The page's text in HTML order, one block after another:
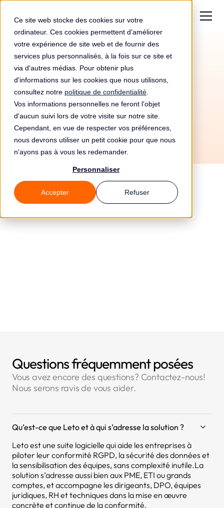
Ce site web stocke des cookies sur votre
ordinateur. Ces cookies permettent d'améliorer
votre expérience de site web et de fournir des
services plus personnalisés, à la fois sur ce site et
via d'autres médias. Pour obtenir plus
d'informations sur les cookies que nous utilisons,
consultez notre politique de confidentialité
Vos informations personnelles ne feront l'objet
d'aucun suivi lors de votre visite sur notre site.
Cependant, en vue de respecter vos préférences,
nous devrons utiliser un petit cookie pour que nous
n'ayons pas à vous les redemander.
Personnaliser
Accepter Refuser
Contrôle RGPD de
EQUANUM par la CNIL
en 2018
En 2018, EQUANUM, dont l'activité est de type
Commerce, a été contrôlé par la CNIL. Le
contrôle RGPD a eu lieu dans la ville de PARIS.
Questions fréquemment posées
Vous avez encore des questions? Contactez-nous!
Nous serons ravis de vous aider.
Qu’est-ce que Leto et à qui s’adresse la solution ?
Leto est une suite logicielle qui aide les entreprises à
piloter leur conformité RGPD, la sécurité des données et
la sensibilisation des équipes, sans complexité inutile.La
solution s’adresse aussi bien aux PME, ETI ou grands
comptes, et accompagne les dirigeants, DPO, équipes
juridiques, RH et techniques dans la mise en œuvre
concrète et continue de la conformité.